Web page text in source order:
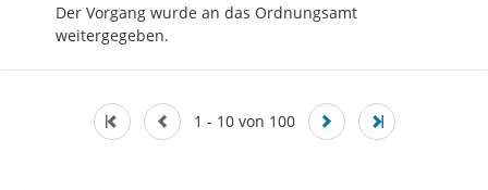
Der Vorgang wurde an das Ordnungsamt
weitergegeben.
1 - 10 von 100